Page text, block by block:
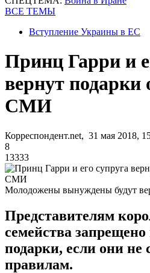
ВСЕ ТЕМЫ
Вступление Украины в ЕС
Принц Гарри и
вернут подарки
СМИ
Корреспондент.net, 31 мая 2018,
8
13333
Молодожены вынуждены будут
Представителям
семейства
подарки, если они не
правилам.